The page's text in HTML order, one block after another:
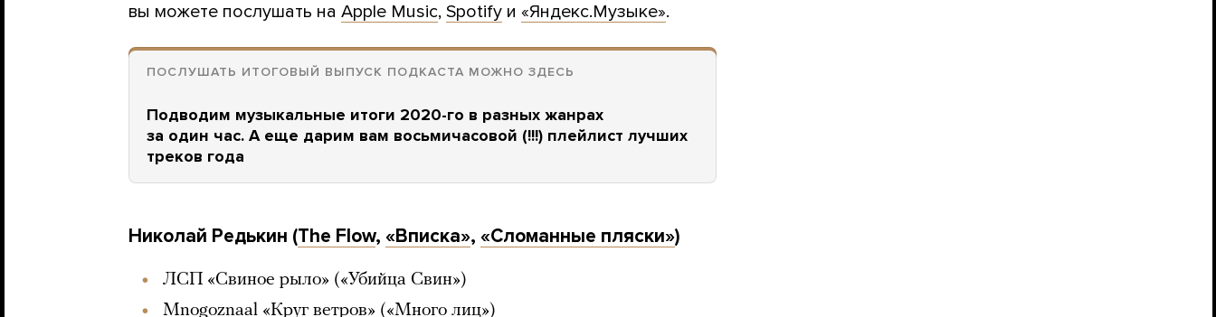
вы можете послушать на Apple Music, Spotify и «Яндекс.Музыке».
ПОСЛУШАТЬ ИТОГОВЫЙ ВЫПУСК ПОДКАСТА МОЖНО ЗДЕСЬ
Подводим музыкальные итоги 2020-го в разных жанрах
за один час. А еще дарим вам восьмичасовой (!!!) плейлист лучших
треков года
Николай Редькин (The Flow, «Вписка», «Сломанные пляски»)
ЛСП «Свиное рыло» («Убийца Свин»)
Mnogoznaal «Круг ветров» («Много лиц»)